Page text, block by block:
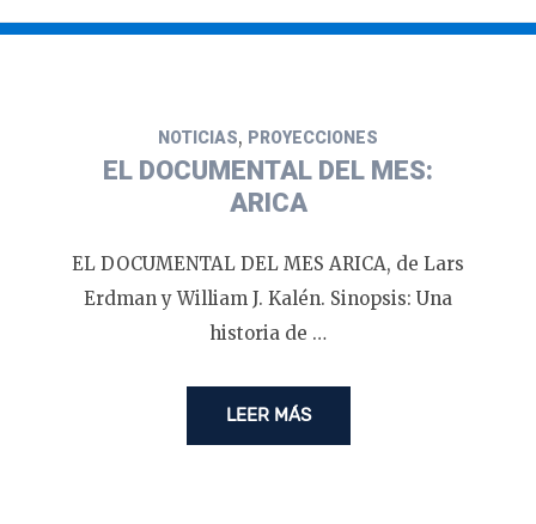
NOTICIAS, PROYECCIONES
EL DOCUMENTAL DEL MES:
ARICA
EL DOCUMENTAL DEL MES ARICA, de Lars
Erdman y William J. Kalén. Sinopsis: Una
historia de …
LEER MÁS